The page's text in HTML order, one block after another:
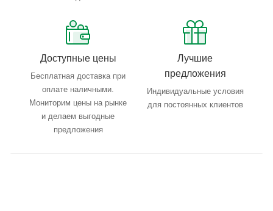
Доступные цены
Бесплатная доставка при
оплате наличными.
Мониторим цены на рынке
и делаем выгодные
предложения
Лучшие
предложения
Индивидуальные условия
для постоянных клиентов